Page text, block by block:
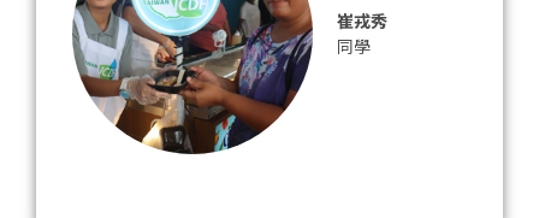
崔戎秀
同學